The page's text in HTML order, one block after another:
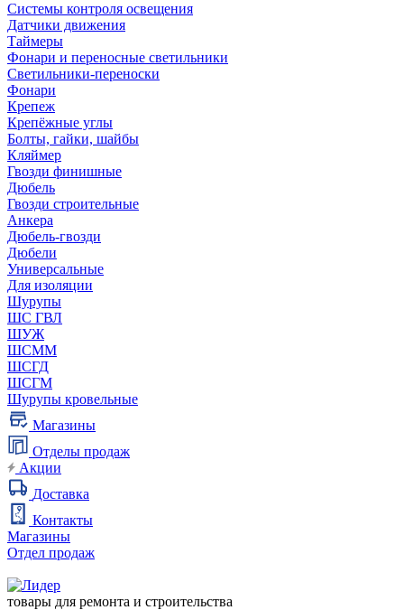
Системы контроля освещения
Датчики движения
Таймеры
Фонари и переносные светильники
Светильники-переноски
Фонари
Крепеж
Крепёжные углы
Болты, гайки, шайбы
Кляймер
Гвозди финишные
Дюбель
Гвозди строительные
Анкера
Дюбель-гвозди
Дюбели
Универсальные
Для изоляции
Шурупы
ШС ГВЛ
ШУЖ
ШСММ
ШСГД
ШСГМ
Шурупы кровельные
Магазины
Отделы продаж
Акции
Доставка
Контакты
Магазины
Отдел продаж
товары для ремонта и строительства